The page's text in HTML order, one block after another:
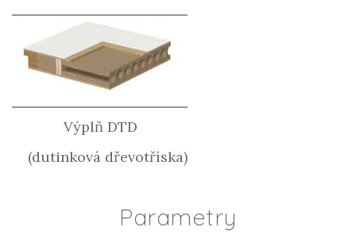
Výplň DTD
(dutinková dřevotříska)
Parametry